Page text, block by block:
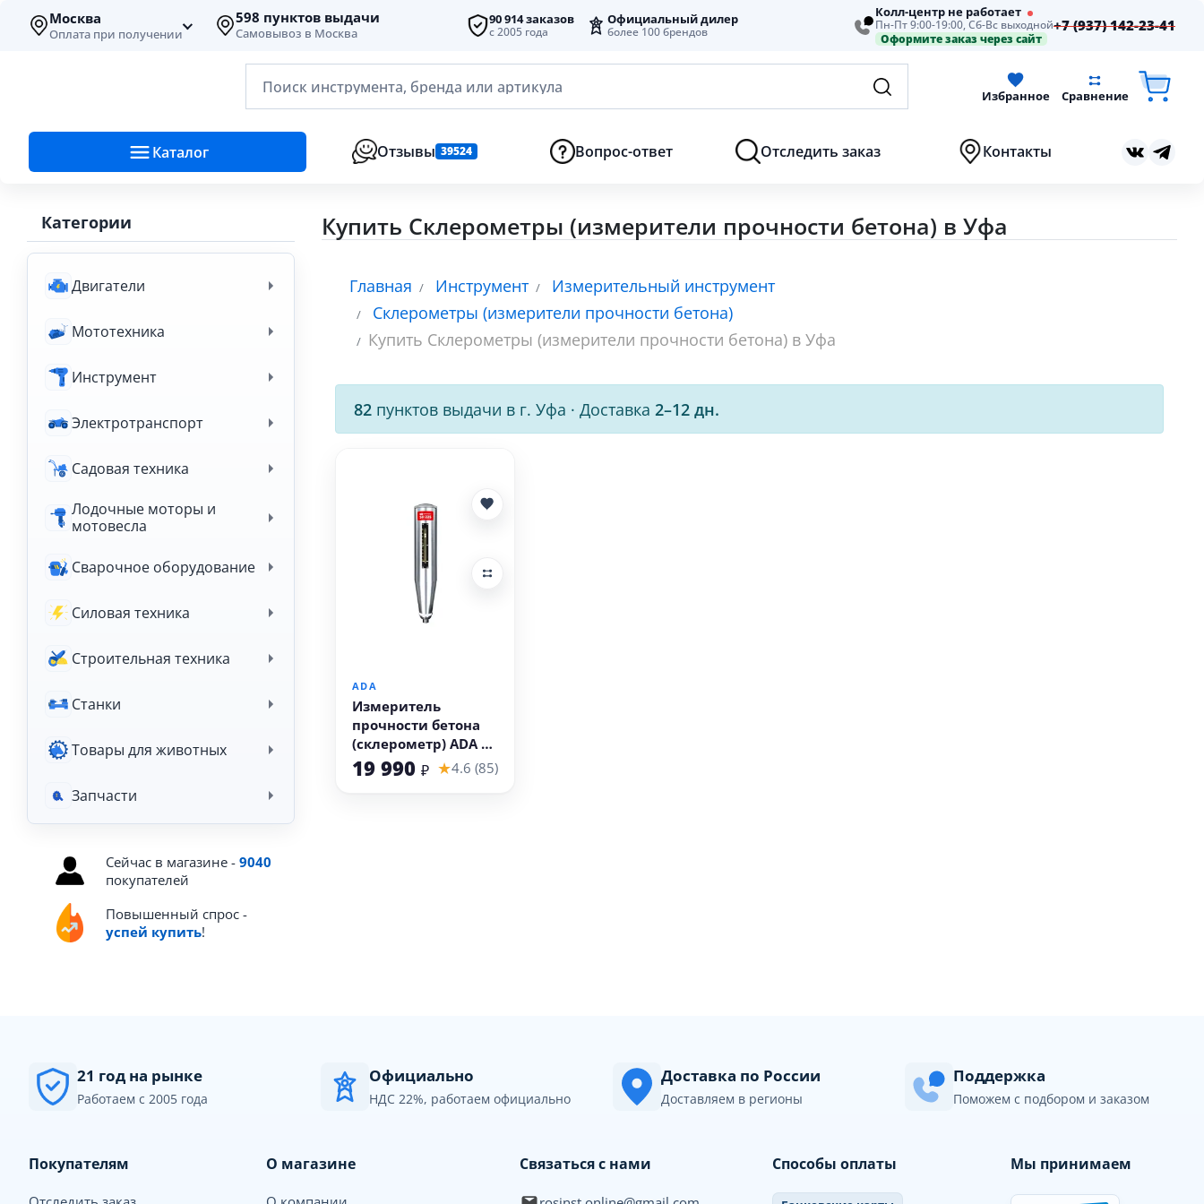
Москва
Оплата при получении
598 пунктов выдачи
Самовывоз в Москва
90 914 заказов
с 2005 года
Официальный дилер
более 100 брендов
Колл-центр не работает
Пн-Пт 9:00-19:00, Сб-Вс выходной
Оформите заказ через сайт
+7 (937) 142-23-41
Поиск инструмента, бренда или артикула Избранное Сравнение
Каталог Отзывы 39524 Вопрос-ответ Отследить заказ Контакты
Категории
Двигатели
Мототехника
Инструмент
Электротранспорт
Садовая техника
Лодочные моторы и
мотовесла
Сварочное оборудование
Силовая техника
Строительная техника
Станки
Товары для животных
Запчасти
Сейчас в магазине - 9040
покупателей
Повышенный спрос -
успей купить!
Купить Склерометры (измерители прочности бетона) в Уфа
Главная Инструмент
Измерительный инструмент
Склерометры (измерители прочности бетона)
Купить Склерометры (измерители прочности бетона) в Уфа
82пунктов выдачи в г. Уфа · Доставка 2–12 дн.
ADA
Измеритель
прочности бетона
(склерометр) ADA SH
225
19 990 ₽ ★4.6 (85)
21 год на рынке
Работаем с 2005 года
Официально
НДС 22%, работаем официально
Доставка по России
Доставляем в регионы
Поддержка
Поможем с подбором и заказом
Покупателям О магазине Связаться с нами Способы оплаты Мы принимаем